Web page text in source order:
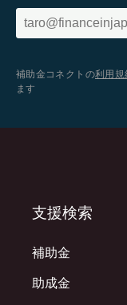
補助金コネクトの利用規
ます
支援検索
補助金
助成金